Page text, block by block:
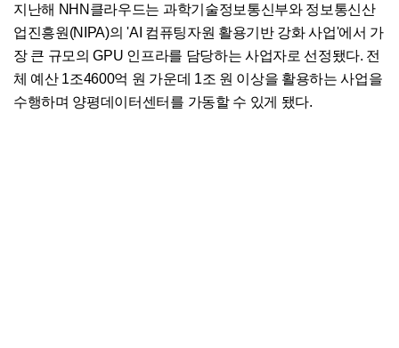
지난해 NHN클라우드는 과학기술정보통신부와 정보통신산
업진흥원(NIPA)의 'AI 컴퓨팅자원 활용기반 강화 사업'에서 가
장 큰 규모의 GPU 인프라를 담당하는 사업자로 선정됐다. 전
체 예산 1조4600억 원 가운데 1조 원 이상을 활용하는 사업을
수행하며 양평데이터센터를 가동할 수 있게 됐다.